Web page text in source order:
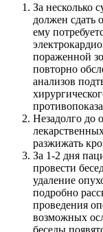
За несколько
должен сдать
ему
пораженной
повторно
анализов
Незадолго до
разжижать
За 1-2 дня
провести
удаление
подробно
проведения
возможных
беседы